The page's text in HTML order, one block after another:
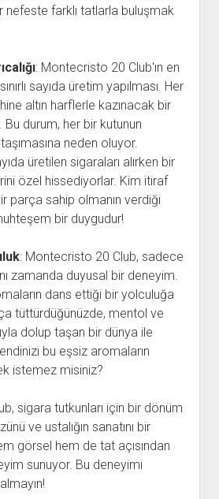
nefeste farklı tatlarla buluşmak
: Montecristo 20 Club'ın en
sayıda üretim yapılması. Her
altın harflerle kazınacak bir
Bu durum, her bir kutunun
neden oluyor.
üretilen sigaraları alırken bir
özel hissediyorlar. Kim itiraf
parça sahip olmanın verdiği
bir duygudur!
: Montecristo 20 Club, sadece
zamanda duyusal bir deneyim.
dans ettiği bir yolculuğa
tüttürdüğünüzde, mentol ve
dolup taşan bir dünya ile
bu eşsiz aromaların
istemez misiniz?
sigara tutkunları için bir dönüm
ve ustalığın sanatını bir
görsel hem de tat açısından
sunuyor. Bu deneyimi